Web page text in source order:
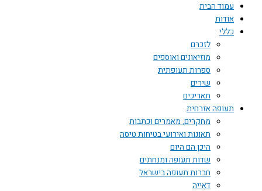
עמוד הבית
אודות
כללי
לזכרם
מוזיאונים ואוספים
ספרות תעופתית
שירים
תאריכים
תעופה אזרחית
מחקרים, מאמרים וכתבות
תאונות ואירועי בטיחות טיסה
היכן הם היום
שדות תעופה ומנחתים
חברות תעופה בישראל
דאייה